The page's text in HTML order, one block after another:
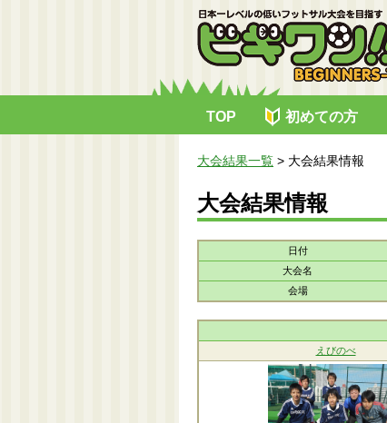
TOP 初めての方
大会結果一覧 > 大会結果情報
大会結果情報
日付
大会名
会場
えびのべ